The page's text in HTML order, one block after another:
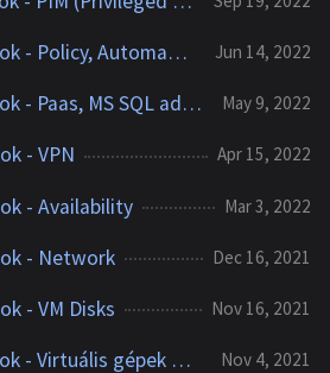
Video - Azure alapok - Policy, Automatizáljunk Jun 14, 2022
Video - Azure alapok - Paas, MS SQL adatbázis létrehozása May 9, 2022
- VPN Apr 15, 2022
- Availability Mar 3, 2022
- Network Dec 16, 2021
- VM Disks Nov 16, 2021
Video - Azure alapok - Virtuális gépek méretezése Nov 4, 2021